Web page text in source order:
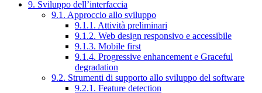
9. Sviluppo dell’interfaccia
9.1. Approccio allo sviluppo
9.1.1. Attività preliminari
9.1.2. Web design responsivo e accessibile
9.1.3. Mobile first
9.1.4. Progressive enhancement e Graceful
degradation
9.2. Strumenti di supporto allo sviluppo del software
9.2.1. Feature detection